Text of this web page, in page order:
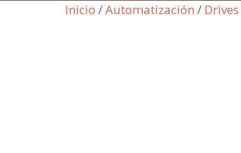
Inicio /Automatización / Drives